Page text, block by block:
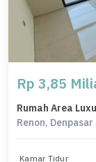
Rp 3,85
Renon, Denpasar
Kamar Tidur